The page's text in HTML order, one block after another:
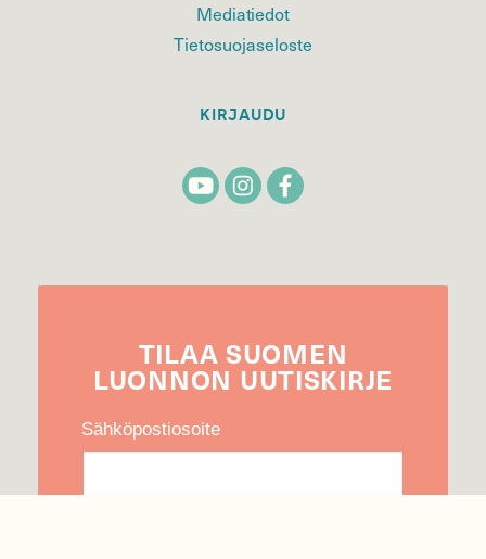
Mediatiedot
Tietosuojaseloste
KIRJAUDU
TILAA SUOMEN
LUONNON UUTIS­KIRJE
Sähköpostiosoite